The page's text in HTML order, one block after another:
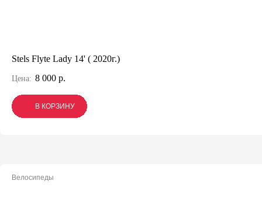
Stels Flyte Lady 14' ( 2020г.)
Цена: 8 000 р.
В КОРЗИНУ
В КОРЗИНУ
В КОРЗИНУ
Велосипеды